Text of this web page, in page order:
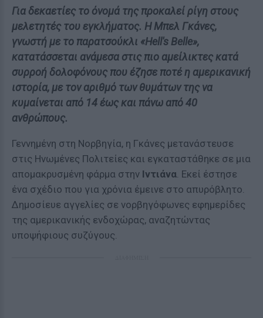
Για δεκαετίες το όνομά της προκαλεί ρίγη στους
μελετητές του εγκλήματος. Η Μπελ Γκάνες,
γνωστή με το παρατσούκλι «Hell's Belle»,
κατατάσσεται ανάμεσα στις πιο αμείλικτες κατά
συρροή δολοφόνους που έζησε ποτέ η αμερικανική
ιστορία, με τον αριθμό των θυμάτων της να
κυμαίνεται από 14 έως και πάνω από 40
ανθρώπους.
Γεννημένη στη Νορβηγία, η Γκάνες μετανάστευσε
στις Ηνωμένες Πολιτείες και εγκαταστάθηκε σε μια
απομακρυσμένη φάρμα στην Ιντιάνα. Εκεί έστησε
ένα σχέδιο που για χρόνια έμεινε στο απυρόβλητο.
Δημοσίευε αγγελίες σε νορβηγόφωνες εφημερίδες
της αμερικανικής ενδοχώρας, αναζητώντας
υποψήφιους συζύγους.